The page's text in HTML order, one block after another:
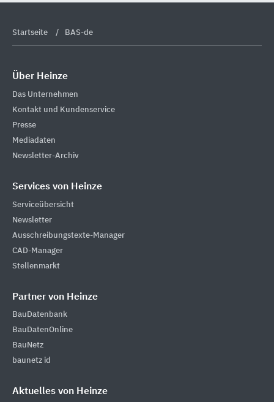
Startseite BAS-de
Über Heinze
Das Unternehmen
Kontakt und Kundenservice
Presse
Mediadaten
Newsletter-Archiv
Services von Heinze
Serviceübersicht
Newsletter
Ausschreibungstexte-Manager
CAD-Manager
Stellenmarkt
Partner von Heinze
BauDatenbank
BauDatenOnline
BauNetz
baunetz id
Aktuelles von Heinze